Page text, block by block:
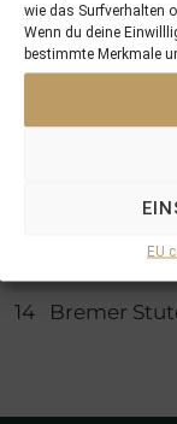
wie das Surfverhalten
Wenn du deine
bestimmte Merkmale
EU
Pl
ac
Race
Prix de la
14 Bremer